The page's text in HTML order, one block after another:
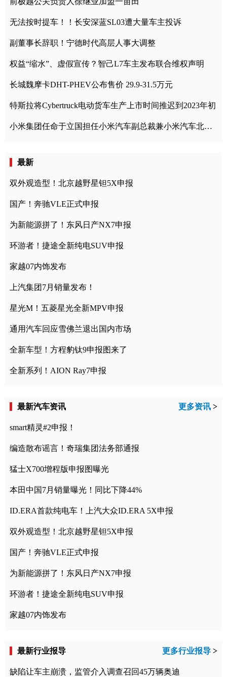
无法按时提车！！长安深蓝SL03遭大量车主投诉
副董事长辞职！宁德时代高层人事大调整
权益“缩水”、虚假宣传？智己L7车主发布联合维权声明
长城魏摩卡DHT-PHEV公布售价 29.9-31.5万元
特斯拉将Cybertruck电动货车生产上市时间推迟到2023年初
小米集团任命于立国担任小米汽车副总裁兼小米汽车北京总部政委
最新
双外观造型！北京越野星钽5X申报
国产！奔驰VLE正式申报
为新能源拼了！东风日产NX7申报
环游者！捷途全新纯电SUV申报
家越07内饰发布
上汽集团7月销量发布！
星光M！五菱星光全新MPV申报
通用汽车回应雪佛兰退出国内市场
全新车型！方程豹钛9申报图来了
全新系列！AION Ray7申报
最新汽车资讯 更多资讯 >
smart精灵#2申报！
编造散布谣言！奇瑞集团法务部通报
猛士X700增程版申报图曝光
本田中国7月销量曝光！同比下降44%
ID.ERA首款纯电车！上汽大众ID.ERA 5X申报
双外观造型！北京越野星钽5X申报
国产！奔驰VLE正式申报
为新能源拼了！东风日产NX7申报
环游者！捷途全新纯电SUV申报
家越07内饰发布
最新行业报导 更多行业报导 >
缺陷让车主崩溃，监管介入调查召回45万辆奥迪